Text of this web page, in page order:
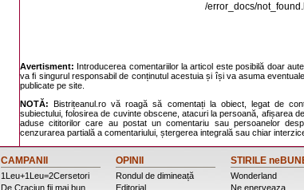
/error_docs/
Avertisment: Introducerea comentariilor la articol este posibilă doar
va fi singurul responsabil de conținutul acestuia și își va asuma
publicate pe site.
NOTĂ:Bistrițeanul.ro vă roagă să comentați la obiect, legat de
subiectului, folosirea de cuvinte obscene, atacuri la persoană, afișarea
aduse cititorilor care au postat un comentariu sau persoanelor
cenzurarea partială a comentariului, ștergerea integrală sau chiar
CAMPANII
1Leu+1Leu=2Cersetori
De Craciun fii mai bun
OPINII
Rondul de dimineață
Editorial
STIRILE
Wonderland
Ne enerveaza ...